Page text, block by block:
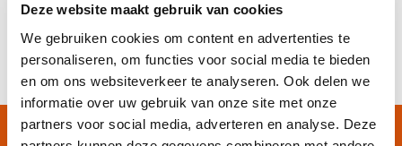
Deze website maakt gebruik van cookies
We gebruiken cookies om content en advertenties te
personaliseren, om functies voor social media te bieden
en om ons websiteverkeer te analyseren. Ook delen we
informatie over uw gebruik van onze site met onze
partners voor social media, adverteren en analyse. Deze
Reviews
Delen
KIJK OOK HIER EENS NAAR